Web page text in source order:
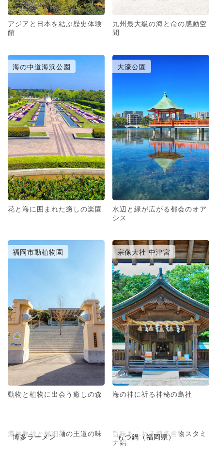
アジアと日本を結ぶ歴史体験
館
九州最大級の海と命の感動空
間
海の中道海浜公園
花と海に囲まれた癒しの楽園
大濠公園
水辺と緑が広がる都会のオア
シス
福岡市動植物園
動物と植物に出会う癒しの森
宗像大社 中津宮
海の神に祈る神秘の島社
博多ラーメン
濃厚豚骨と極細麺の王道の味 もつ鍋（福岡県）
旨味あふれる博多名物スタミ
ナ鍋